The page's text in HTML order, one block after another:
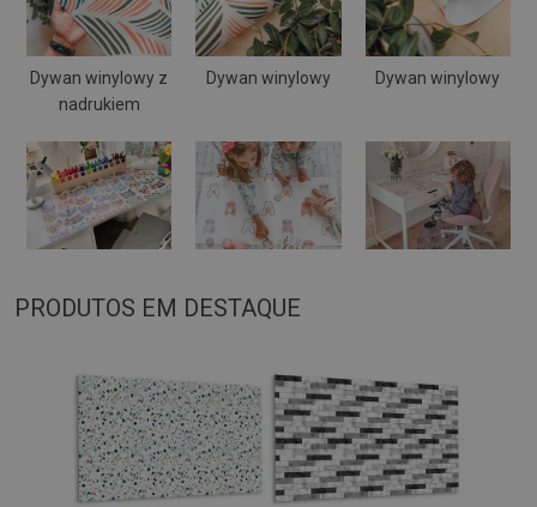
Dywan winylowy z
nadrukiem
Dywan winylowy Dywan winylowy
PRODUTOS EM DESTAQUE